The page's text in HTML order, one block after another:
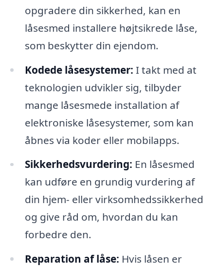
opgradere din sikkerhed, kan en
låsesmed installere højtsikrede låse,
som beskytter din ejendom.
Kodede låsesystemer: I takt med at
teknologien udvikler sig, tilbyder
mange låsesmede installation af
elektroniske låsesystemer, som kan
åbnes via koder eller mobilapps.
Sikkerhedsvurdering: En låsesmed
kan udføre en grundig vurdering af
din hjem- eller virksomhedssikkerhed
og give råd om, hvordan du kan
forbedre den.
Reparation af låse: Hvis låsen er